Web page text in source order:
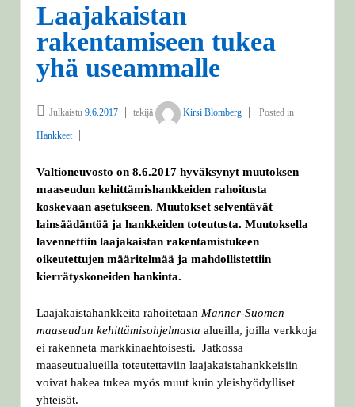
Laajakaistan
rakentamiseen tukea
yhä useammalle
Julkaistu 9.6.2017 tekijä Kirsi Blomberg Posted in
Hankkeet
Valtioneuvosto on 8.6.2017 hyväksynyt muutoksen
maaseudun kehittämishankkeiden rahoitusta
koskevaan asetukseen. Muutokset selventävät
lainsäädäntöä ja hankkeiden toteutusta. Muutoksella
lavennettiin laajakaistan rakentamistukeen
oikeutettujen määritelmää ja mahdollistettiin
kierrätyskoneiden hankinta.
Laajakaistahankkeita rahoitetaan Manner-Suomen
maaseudun kehittämisohjelmasta alueilla, joilla verkkoja
ei rakenneta markkinaehtoisesti. Jatkossa
maaseutualueilla toteutettaviin laajakaistahankkeisiin
voivat hakea tukea myös muut kuin yleishyödylliset
yhteisöt.